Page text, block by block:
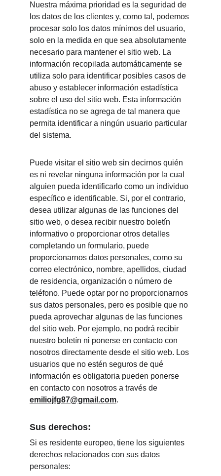
Nuestra máxima prioridad es la seguridad de
los datos de los clientes y, como tal, podemos
procesar solo los datos mínimos del usuario,
solo en la medida en que sea absolutamente
necesario para mantener el sitio web. La
información recopilada automáticamente se
utiliza solo para identificar posibles casos de
abuso y establecer información estadística
sobre el uso del sitio web. Esta información
estadística no se agrega de tal manera que
permita identificar a ningún usuario particular
del sistema.
Puede visitar el sitio web sin decirnos quién
es ni revelar ninguna información por la cual
alguien pueda identificarlo como un individuo
específico e identificable. Si, por el contrario,
desea utilizar algunas de las funciones del
sitio web, o desea recibir nuestro boletín
informativo o proporcionar otros detalles
completando un formulario, puede
proporcionarnos datos personales, como su
correo electrónico, nombre, apellidos, ciudad
de residencia, organización o número de
teléfono. Puede optar por no proporcionarnos
sus datos personales, pero es posible que no
pueda aprovechar algunas de las funciones
del sitio web. Por ejemplo, no podrá recibir
nuestro boletín ni ponerse en contacto con
nosotros directamente desde el sitio web. Los
usuarios que no estén seguros de qué
información es obligatoria pueden ponerse
en contacto con nosotros a través de
emiliojfg87@gmail.com.
Sus derechos:
Si es residente europeo, tiene los siguientes
derechos relacionados con sus datos
personales: